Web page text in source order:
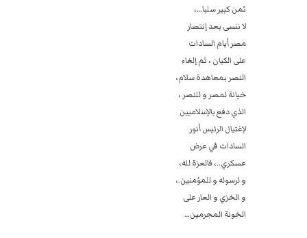
ثمن كبير سلبا…،
لا ننسى بعد إنتصار
مصر أيام السادات
على الكيان ، ثم إلغاء
النصر بمعاهدة سلام،
خيانة لمصر و للنصر ،
الذي دفع بالإسلاميين
لإغتيال الرئيس أنور
السادات في عرض
عسكري..، فالعزة لله،
و لرسوله و للمؤمنين.،‏
و الخزي و العار على ‏
الخونة المجرمين…‏‎